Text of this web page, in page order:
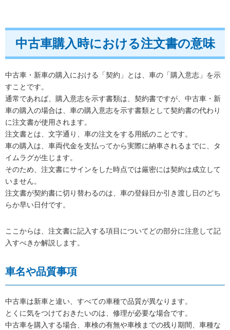
中古車購入時における注文書の意味
中古車・新車の購入における「契約」とは、車の「購入意志」を示
すことです。
通常であれば、購入意志を示す書類は、契約書ですが、中古車・新
車の購入の場合は、車の購入意志を示す書類として契約書の代わり
に注文書が使用されます。
注文書とは、文字通り、車の注文をする用紙のことです。
車の購入は、車両代金を支払ってから実際に納車されるまでに、タ
イムラグが生じます。
そのため、注文書にサインをした時点では厳密には契約は成立して
いません。
注文書が契約書に切り替わるのは、車の登録日か引き渡し日のどち
らか早い日付です。
ここからは、注文書に記入する項目についてどの部分に注意して記
入すべきか解説します。
車名や品質事項
中古車は新車と違い、すべての車種で品質が異なります。
とくに気をつけておきたいのは、修理が必要な場合です。
中古車を購入する場合、車検の有無や車検までの残り期間、車種な